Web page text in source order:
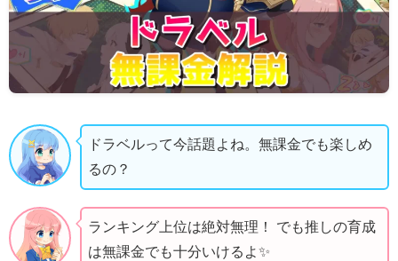
ドラベルって今話題よね。無課金でも楽しめ
るの？
ランキング上位は絶対無理！ でも推しの育成
は無課金でも十分いけるよ✨️